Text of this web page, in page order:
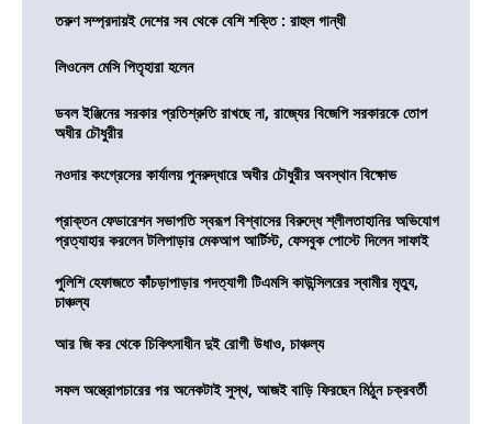
তরুণ সম্প্রদায়ই দেশের সব থেকে বেশি শক্তি : রাহুল গান্ধী
লিওনেল মেসি পিতৃহারা হলেন
ডবল ইঞ্জিনের সরকার প্রতিশ্রুতি রাখছে না, রাজ্যের বিজেপি সরকারকে তোপ
অধীর চৌধুরীর
নওদার কংগ্রেসের কার্যালয় পুনরুদ্ধারে অধীর চৌধুরীর অবস্থান বিক্ষোভ
প্রাক্তন ফেডারেশন সভাপতি স্বরূপ বিশ্বাসের বিরুদ্ধে শ্লীলতাহানির অভিযোগ
প্রত্যাহার করলেন টলিপাড়ার মেকআপ আর্টিস্ট, ফেসবুক পোস্টে দিলেন সাফাই
পুলিশি হেফাজতে কাঁচড়াপাড়ার পদত্যাগী টিএমসি কাউন্সিলরের স্বামীর মৃত্যু,
চাঞ্চল্য
আর জি কর থেকে চিকিৎসাধীন দুই রোগী উধাও, চাঞ্চল্য
সফল অস্ত্রোপচারের পর অনেকটাই সুস্থ, আজই বাড়ি ফিরছেন মিঠুন চক্রবর্তী